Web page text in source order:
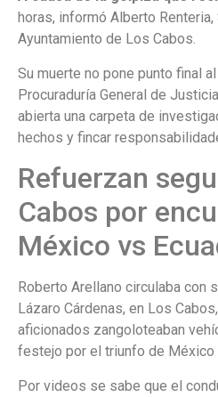
horas, informó Alberto Renteria,
Ayuntamiento de Los Cabos.
Su muerte no pone punto final
Procuraduría General de
abierta una carpeta de
hechos y fincar
Refuerzan
Cabos por
México vs
Roberto Arellano circulaba con
Lázaro Cárdenas, en Los
aficionados zangoloteaban
festejo por el triunfo de México
Por videos se sabe que el